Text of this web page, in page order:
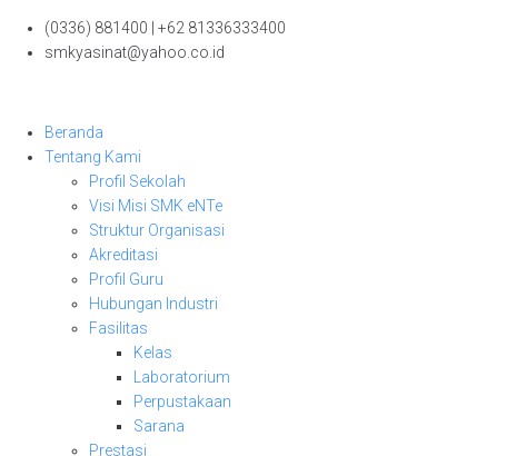
Skip
(0336) 881400 | +62 81336333400
smkyasinat@yahoo.co.id
Beranda
Tentang Kami
Profil Sekolah
Visi Misi SMK eNTe
Struktur Organisasi
Akreditasi
Profil Guru
Hubungan Industri
Fasilitas
Kelas
Laboratorium
Perpustakaan
Sarana
Prestasi